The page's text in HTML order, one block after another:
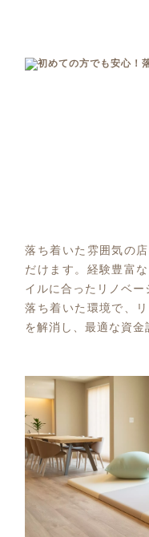
落ち着いた雰囲気の
だけます。経験豊富
イルに合ったリノベー
落ち着いた環境で、
を解消し、最適な資金